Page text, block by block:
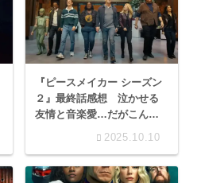
『ピースメイカー シーズン
２』最終話感想 泣かせる
友情と音楽愛…だがこんな
終わり方で納得できない
2025.10.10